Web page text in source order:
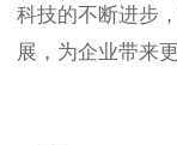
科技的不断进步
展，为企业带来